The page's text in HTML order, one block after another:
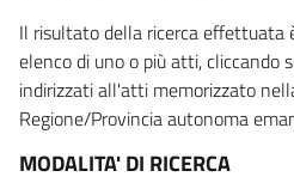
Il risultato della ricerca effettuata
elenco di uno o più atti, cliccando
indirizzati all'atti memorizzato
Regione/Provincia autonoma
MODALITA' DI RICERCA